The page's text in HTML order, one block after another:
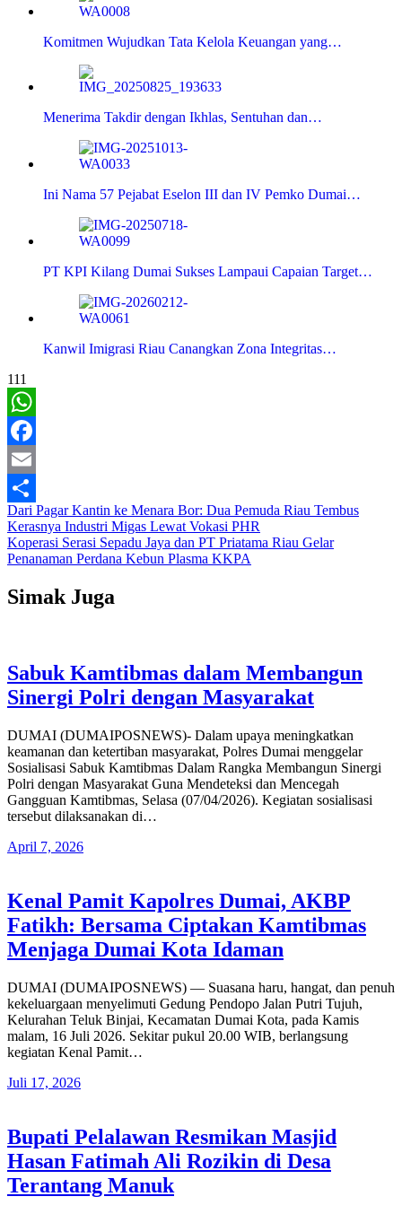
Komitmen Wujudkan Tata Kelola Keuangan yang…
Menerima Takdir dengan Ikhlas, Sentuhan dan…
Ini Nama 57 Pejabat Eselon III dan IV Pemko Dumai…
PT KPI Kilang Dumai Sukses Lampaui Capaian Target…
Kanwil Imigrasi Riau Canangkan Zona Integritas…
111
WhatsApp
Facebook
Email
Share
Navigasi
pos
Dari Pagar Kantin ke Menara Bor: Dua Pemuda Riau Tembus
Kerasnya Industri Migas Lewat Vokasi PHR
Koperasi Serasi Sepadu Jaya dan PT Priatama Riau Gelar
Penanaman Perdana Kebun Plasma KKPA
Simak Juga
Sabuk Kamtibmas dalam Membangun
Sinergi Polri dengan Masyarakat
DUMAI (DUMAIPOSNEWS)- Dalam upaya meningkatkan
keamanan dan ketertiban masyarakat, Polres Dumai menggelar
Sosialisasi Sabuk Kamtibmas Dalam Rangka Membangun Sinergi
Polri dengan Masyarakat Guna Mendeteksi dan Mencegah
Gangguan Kamtibmas, Selasa (07/04/2026). Kegiatan sosialisasi
tersebut dilaksanakan di…
April 7, 2026
Kenal Pamit Kapolres Dumai, AKBP
Fatikh: Bersama Ciptakan Kamtibmas
Menjaga Dumai Kota Idaman
DUMAI (DUMAIPOSNEWS) — Suasana haru, hangat, dan penuh
kekeluargaan menyelimuti Gedung Pendopo Jalan Putri Tujuh,
Kelurahan Teluk Binjai, Kecamatan Dumai Kota, pada Kamis
malam, 16 Juli 2026. Sekitar pukul 20.00 WIB, berlangsung
kegiatan Kenal Pamit…
Juli 17, 2026
Bupati Pelalawan Resmikan Masjid
Hasan Fatimah Ali Rozikin di Desa
Terantang Manuk